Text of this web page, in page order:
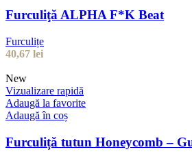
Furculiţă ALPHA F*K Beat
Furculițe
40,67 lei
New
Vizualizare rapidă
Adaugă la favorite
Adaugă în coș
Furculiță tutun Honeycomb –